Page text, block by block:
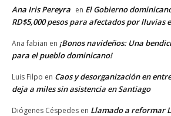
Ana Iris Pereyra en El Gobierno
RD$5,000 pesos para afectados por lluvias
Ana fabian en ¡Bonos navideños: Una
para el pueblo dominicano!
Luis Filpo en Caos y desorganización en
deja a miles sin asistencia en Santiago
Diógenes Céspedes en Llamado a reformar